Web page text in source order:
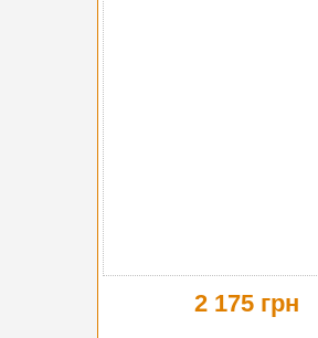
2 175 грн